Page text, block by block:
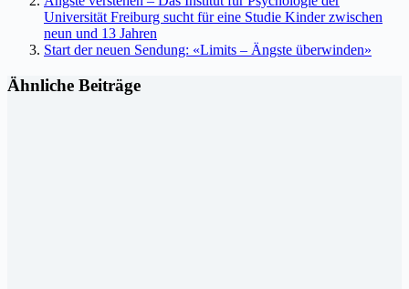
Universität Freiburg sucht für eine Studie Kinder zwischen
neun und 13 Jahren
Start der neuen Sendung: «Limits – Ängste überwinden»
Ähnliche Beiträge